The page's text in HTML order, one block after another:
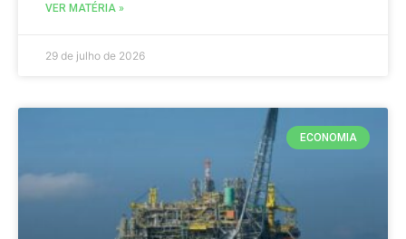
VER MATÉRIA »
29 de julho de 2026
ECONOMIA